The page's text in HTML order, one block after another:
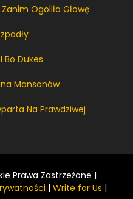
Ogoliła Głowę
Bo Dukes
Mansonów
Na Prawdziwej
Prawa Zastrzeżone |
| Write for Us |